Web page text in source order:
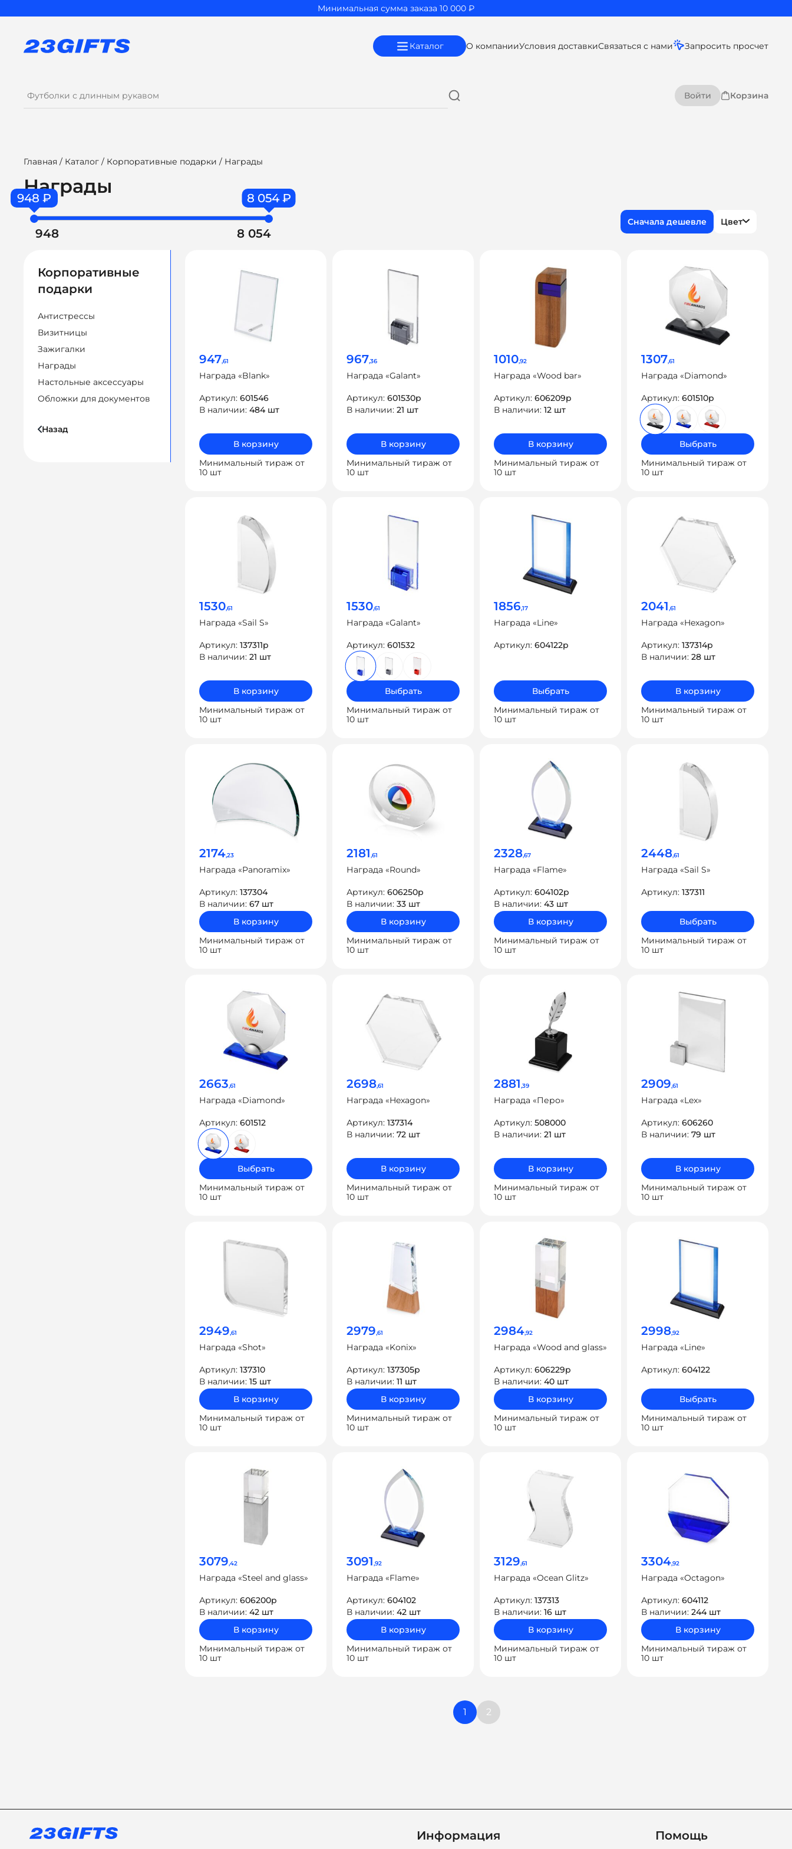
Минимальная сумма заказа 10 000 ₽
Каталог О компанииУсловия доставкиСвязаться с нами Запросить просчет
Войти Корзина
Главная / Каталог / Корпоративные подарки / Награды
Награды
948 ₽ 8 054 ₽
948 8 054
Цвет
Корпоративные
подарки
Антистрессы
Визитницы
Зажигалки
Награды
Настольные аксессуары
Обложки для документов
Назад
947,61
Награда «Blank»
Артикул: 601546
В наличии: 484 шт
В корзину
Минимальный тираж от
10 шт
967,36
Награда «Galant»
Артикул: 601530p
В наличии: 21 шт
В корзину
Минимальный тираж от
10 шт
1010,92
Награда «Wood bar»
Артикул: 606209p
В наличии: 12 шт
В корзину
Минимальный тираж от
10 шт
1307,61
Награда «Diamond»
Артикул: 601510p
Выбрать
Минимальный тираж от
10 шт
1530,61
Награда «Sail S»
Артикул: 137311p
В наличии: 21 шт
В корзину
Минимальный тираж от
10 шт
1530,61
Награда «Galant»
Артикул: 601532
Выбрать
Минимальный тираж от
10 шт
1856,17
Награда «Line»
Артикул: 604122p
Выбрать
Минимальный тираж от
10 шт
2041,61
Награда «Hexagon»
Артикул: 137314p
В наличии: 28 шт
В корзину
Минимальный тираж от
10 шт
2174,23
Награда «Panoramix»
Артикул: 137304
В наличии: 67 шт
В корзину
Минимальный тираж от
10 шт
2181,61
Награда «Round»
Артикул: 606250p
В наличии: 33 шт
В корзину
Минимальный тираж от
10 шт
2328,67
Награда «Flame»
Артикул: 604102p
В наличии: 43 шт
В корзину
Минимальный тираж от
10 шт
2448,61
Награда «Sail S»
Артикул: 137311
Выбрать
Минимальный тираж от
10 шт
2663,61
Награда «Diamond»
Артикул: 601512
Выбрать
Минимальный тираж от
10 шт
2698,61
Награда «Hexagon»
Артикул: 137314
В наличии: 72 шт
В корзину
Минимальный тираж от
10 шт
2881,39
Награда «Перо»
Артикул: 508000
В наличии: 21 шт
В корзину
Минимальный тираж от
10 шт
2909,61
Награда «Lex»
Артикул: 606260
В наличии: 79 шт
В корзину
Минимальный тираж от
10 шт
2949,61
Награда «Shot»
Артикул: 137310
В наличии: 15 шт
В корзину
Минимальный тираж от
10 шт
2979,61
Награда «Konix»
Артикул: 137305p
В наличии: 11 шт
В корзину
Минимальный тираж от
10 шт
2984,92
Награда «Wood and glass»
Артикул: 606229p
В наличии: 40 шт
В корзину
Минимальный тираж от
10 шт
2998,92
Награда «Line»
Артикул: 604122
Выбрать
Минимальный тираж от
10 шт
3079,42
Награда «Steel and glass»
Артикул: 606200p
В наличии: 42 шт
В корзину
Минимальный тираж от
10 шт
3091,92
Награда «Flame»
Артикул: 604102
В наличии: 42 шт
В корзину
Минимальный тираж от
10 шт
3129,61
Награда «Ocean Glitz»
Артикул: 137313
В наличии: 16 шт
В корзину
Минимальный тираж от
10 шт
3304,92
Награда «Octagon»
Артикул: 604112
В наличии: 244 шт
В корзину
Минимальный тираж от
10 шт
Навигация
по
1 2
Информация Помощь